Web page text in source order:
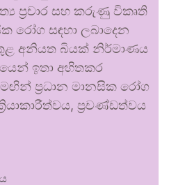
ප්‍රචාර සහ කරුණු විකෘති
රෝග සඳහා ලබාදෙන
අනියත බියක් නිර්මාණය
ඉතා අහිතකර
ප්‍රධාන මානසික රෝග
ප්‍රචණ්ඩත්වය